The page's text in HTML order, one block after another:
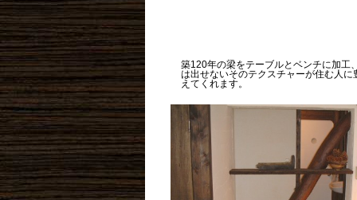
築120年の梁をテーブルとベンチに加工
は出せないそのテクスチャーが住む人に
えてくれます。